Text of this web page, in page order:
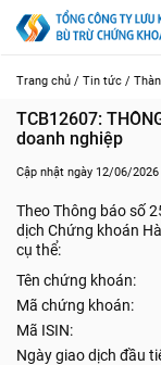
Trang chủ / Tin tức /
TCB12607:
doanh nghiệp
Cập nhật ngày 12/06/2026
Theo Thông báo số
dịch Chứng khoán
cụ thể:
Tên chứng khoán:
Mã chứng khoán:
Mã ISIN:
Ngày giao dịch đầu